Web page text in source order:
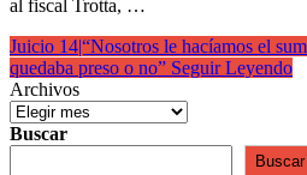
al fiscal Trotta, …
Juicio 14|“Nosotros le hacíamos el
quedaba preso o no” Seguir Leyendo
Archivos
Buscar
Buscar